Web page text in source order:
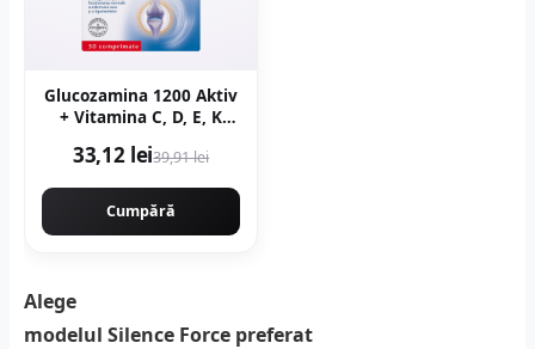
Glucozamina 1200 Aktiv
+ Vitamina C, D, E, K
33,12 lei39,91 lei
Cumpără
Alege
modelul Silence Force preferat